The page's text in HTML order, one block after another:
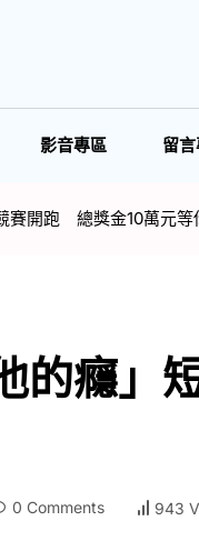
影音專區 留
賽開跑 總獎金10萬元等
的癮
0 Comments 943